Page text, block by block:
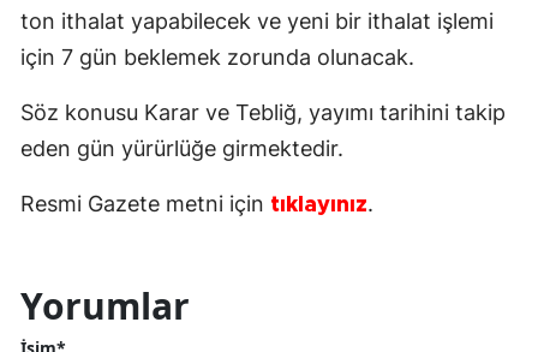
ton ithalat yapabilecek ve yeni bir ithalat işlemi
için 7 gün beklemek zorunda olunacak.
Söz konusu Karar ve Tebliğ, yayımı tarihini takip
eden gün yürürlüğe girmektedir.
Resmi Gazete metni için tıklayınız.
Yorumlar